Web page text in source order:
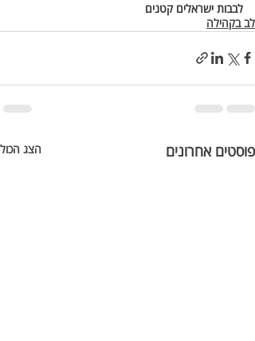
לבבות ישראלים קטנים
לב בקהילה
פוסטים אחרונים הצג הכול